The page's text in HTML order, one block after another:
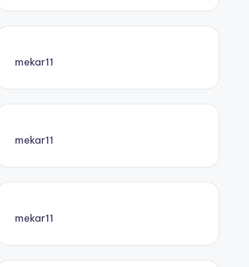
mekar11
mekar11
mekar11